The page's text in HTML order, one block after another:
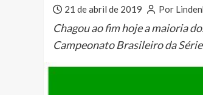
21 de abril de 2019 Por
Chagou ao fim hoje a maioria
Campeonato Brasileiro da Série